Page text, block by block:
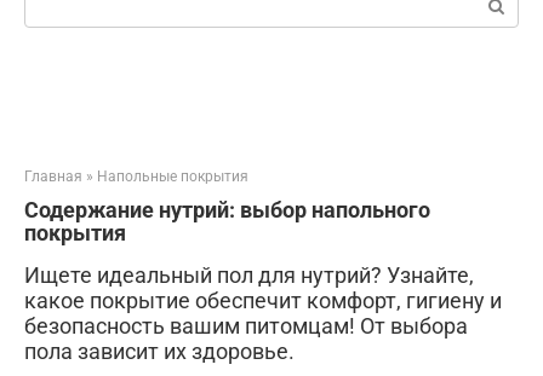
Главная » Напольные покрытия
Содержание нутрий: выбор напольного
покрытия
Ищете идеальный пол для нутрий? Узнайте,
какое покрытие обеспечит комфорт, гигиену и
безопасность вашим питомцам! От выбора
пола зависит их здоровье.